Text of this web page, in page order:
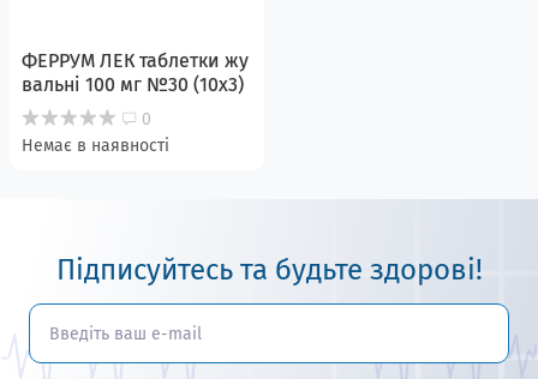
ФЕРРУМ ЛЕК таблетки жу
вальні 100 мг №30 (10х3)
0
Немає в наявності
Підписуйтесь та будьте здорові!